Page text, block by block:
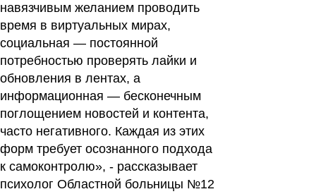
навязчивым желанием проводить
время в виртуальных мирах,
социальная — постоянной
потребностью проверять лайки и
обновления в лентах, а
информационная — бесконечным
поглощением новостей и контента,
часто негативного. Каждая из этих
форм требует осознанного подхода
к самоконтролю», - рассказывает
психолог Областной больницы №12